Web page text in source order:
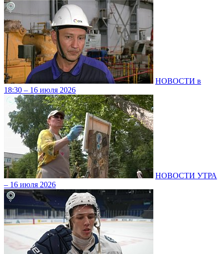
НОВОСТИ в
18:30 – 16 июля 2026
НОВОСТИ УТРА
– 16 июля 2026